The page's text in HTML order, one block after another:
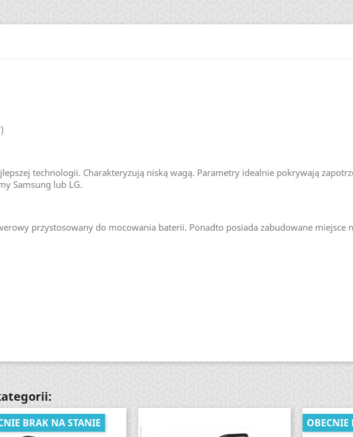
technologii. Charakteryzują niską wagą. Parametry idealnie pokrywają
Samsung lub LG.
przystosowany do mocowania baterii. Ponadto posiada zabudowane miejsce
BRAK NA STANIE OBECNIE